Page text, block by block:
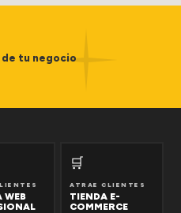
tu negocio
WEB
🛒
ATRAE CLIENTES
TIENDA E-
COMMERCE